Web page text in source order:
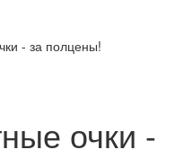
- за полцены!
очки -